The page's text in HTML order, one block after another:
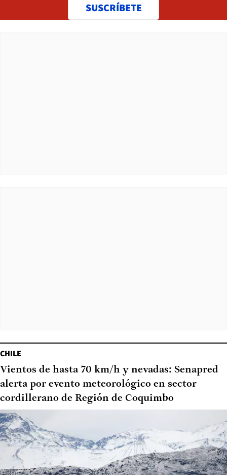
SUSCRÍBETE
CHILE
Vientos de hasta 70 km/h y nevadas: Senapred
alerta por evento meteorológico en sector
cordillerano de Región de Coquimbo